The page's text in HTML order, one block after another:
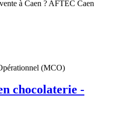
à Caen ? AFTEC Caen
(MCO)
chocolaterie -